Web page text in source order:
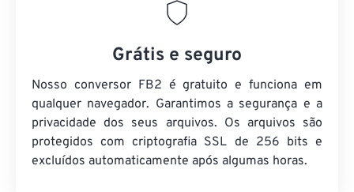
Grátis e seguro
Nosso conversor FB2 é gratuito e funciona em
qualquer navegador. Garantimos a segurança e a
privacidade dos seus arquivos. Os arquivos são
protegidos com criptografia SSL de 256 bits e
excluídos automaticamente após algumas horas.